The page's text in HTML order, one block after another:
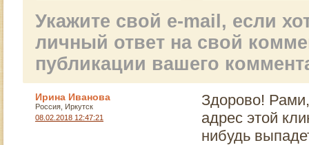
Укажите свой e-mail, если
личный ответ на свой
публикации вашего
Ирина Иванова
Россия, Иркутск
08.02.2018 12:47:21
Здорово!
адрес этой
нибудь